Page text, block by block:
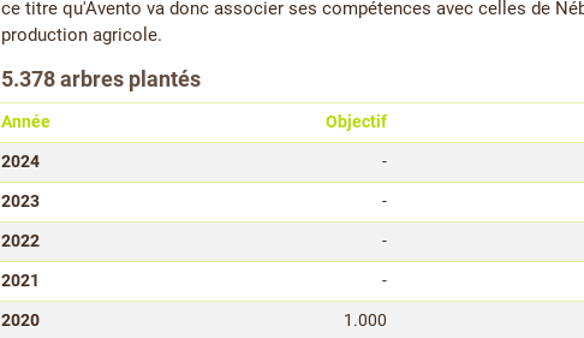
ce titre qu'Avento va donc associer ses compétences avec celles de
production agricole.
5.378 arbres plantés
Année Objectif
2024
-
2023
-
2022
-
2021
-
2020
1.000